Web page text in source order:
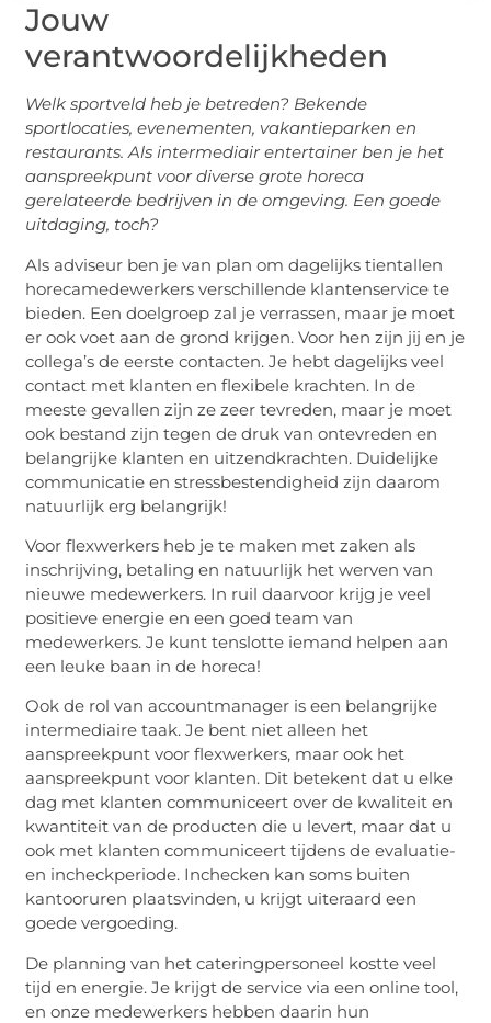
Jouw
verantwoordelijkheden
Welk sportveld heb je betreden? Bekende
sportlocaties, evenementen, vakantieparken en
restaurants. Als intermediair entertainer ben je het
aanspreekpunt voor diverse grote horeca
gerelateerde bedrijven in de omgeving. Een goede
uitdaging, toch?
Als adviseur ben je van plan om dagelijks tientallen
horecamedewerkers verschillende klantenservice te
bieden. Een doelgroep zal je verrassen, maar je moet
er ook voet aan de grond krijgen. Voor hen zijn jij en je
collega’s de eerste contacten. Je hebt dagelijks veel
contact met klanten en flexibele krachten. In de
meeste gevallen zijn ze zeer tevreden, maar je moet
ook bestand zijn tegen de druk van ontevreden en
belangrijke klanten en uitzendkrachten. Duidelijke
communicatie en stressbestendigheid zijn daarom
natuurlijk erg belangrijk!
Voor flexwerkers heb je te maken met zaken als
inschrijving, betaling en natuurlijk het werven van
nieuwe medewerkers. In ruil daarvoor krijg je veel
positieve energie en een goed team van
medewerkers. Je kunt tenslotte iemand helpen aan
een leuke baan in de horeca!
Ook de rol van accountmanager is een belangrijke
intermediaire taak. Je bent niet alleen het
aanspreekpunt voor flexwerkers, maar ook het
aanspreekpunt voor klanten. Dit betekent dat u elke
dag met klanten communiceert over de kwaliteit en
kwantiteit van de producten die u levert, maar dat u
ook met klanten communiceert tijdens de evaluatie-
en incheckperiode. Inchecken kan soms buiten
kantooruren plaatsvinden, u krijgt uiteraard een
goede vergoeding.
De planning van het cateringpersoneel kostte veel
tijd en energie. Je krijgt de service via een online tool,
en onze medewerkers hebben daarin hun